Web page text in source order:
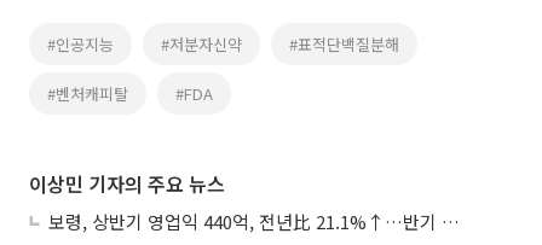
#인공지능 #저분자신약 #표적단백질분해
#벤처캐피탈 #FDA
이상민 기자의 주요 뉴스
보령, 상반기 영업익 440억, 전년比 21.1%↑…반기 역대 최대